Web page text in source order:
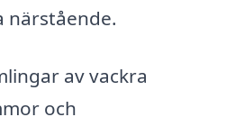
närstående.
av vackra
och